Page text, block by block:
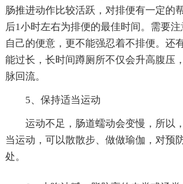
肠推进动作比较活跃，对排便有一定的
后1小时左右为排便的最佳时间。需要
自己的便意，更不能强忍着不排便。还
能过长，长时间蹲厕所不仅会升高腹压
脉回流。
5、保持适当运动
运动不足，肠道蠕动会变慢，所以
当运动，可以散散步、做做瑜伽，对预
处。